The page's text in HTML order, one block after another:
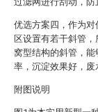
优选方案四，作为
区设置有若干斜管
窝型结构的斜管，
率，沉淀效果好，废
附图说明